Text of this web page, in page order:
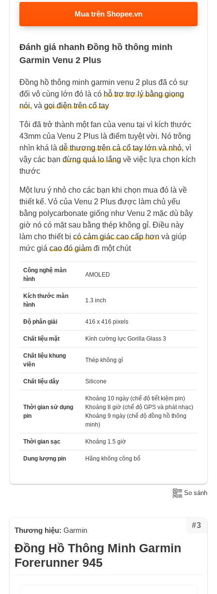
Mua trên Shopee.vn
Đánh giá nhanh Đồng hồ thông minh
Garmin Venu 2 Plus
Đồng hồ thông minh garmin venu 2 plus đã có sự
đổi vô cùng lớn đó là có hỗ trợ trợ lý bằng giọng
nói, và gọi điện trên cổ tay
Tôi đã trở thành một fan của venu tại vì kích thước
43mm của Venu 2 Plus là điểm tuyệt vời. Nó trông
nhìn khá là dễ thương trên cả cổ tay lớn và nhỏ, vì
vậy các bạn đừng quá lo lắng về việc lựa chọn kích
thước
Một lưu ý nhỏ cho các bạn khi chọn mua đó là về
thiết kế. Vỏ của Venu 2 Plus được làm chủ yếu
bằng polycarbonate giống như Venu 2 mặc dù bây
giờ nó có mặt sau bằng thép không gỉ. Điều này
làm cho thiết bị có cảm giác cao cấp hơn và giúp
mức giá cao đó giảm đi một chút
Công nghệ màn
hình
AMOLED
Kích thước màn
hình
1.3 inch
Độ phân giải 416 x 416 pixels
Chất liệu mặt Kính cường lực Gorilla Glass 3
Chất liệu khung
viền
Thép không gỉ
Chất liệu dây Silicone
Thời gian sử dụng
pin
Khoảng 10 ngày (chế độ tiết kiệm pin)
Khoảng 8 giờ (chế độ GPS và phát nhạc)
Khoảng 9 ngày (chế độ đồng hồ thông
minh)
Thời gian sạc Khoảng 1.5 giờ
Dung lượng pin Hãng không công bố
So sánh
#3
Thương hiệu: Garmin
Đồng Hồ Thông Minh Garmin
Forerunner 945